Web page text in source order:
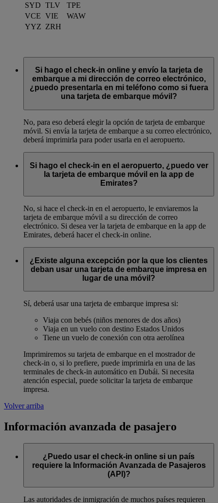
SYD TLV
TPE
VCE VIE
WAW
YYZ ZRH
Si hago el check-in online y envío la tarjeta de
embarque a mi dirección de correo electrónico,
¿puedo presentarla en mi teléfono como si fuera
una tarjeta de embarque móvil?
No, para eso deberá elegir la opción de tarjeta de embarque
móvil. Si envía la tarjeta de embarque a su correo electrónico,
deberá imprimirla para poder usarla en el aeropuerto.
Si hago el check-in en el aeropuerto, ¿puedo ver
la tarjeta de embarque móvil en la app de
Emirates?
No, si hace el check-in en el aeropuerto, le enviaremos la
tarjeta de embarque móvil a su dirección de correo
electrónico. Si desea ver la tarjeta de embarque en la app de
Emirates, deberá hacer el check-in online.
¿Existe alguna excepción por la que los clientes
deban usar una tarjeta de embarque impresa en
lugar de una móvil?
Sí, deberá usar una tarjeta de embarque impresa si:
Viaja con bebés (niños menores de dos años)
Viaja en un vuelo con destino Estados Unidos
Tiene un vuelo de conexión con otra aerolínea
Imprimiremos su tarjeta de embarque en el mostrador de
check-in o, si lo prefiere, puede imprimirla en una de las
terminales de check-in automático en Dubái. Si necesita
atención especial, puede solicitar la tarjeta de embarque
impresa.
Volver arriba
Información avanzada de pasajero
¿Puedo usar el check-in online si un país
requiere la Información Avanzada de Pasajeros
(API)?
Las autoridades de inmigración de muchos países requieren